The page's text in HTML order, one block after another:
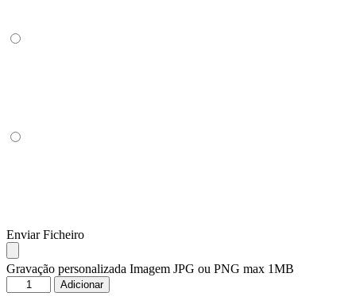
Enviar Ficheiro
Gravação personalizada Imagem JPG ou PNG max 1MB
Quantidade
de
Adicionar